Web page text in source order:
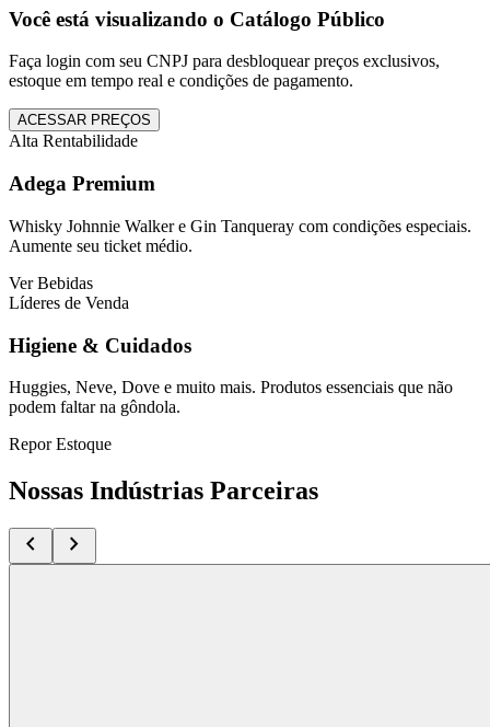
Você está visualizando o Catálogo Público
Faça login com seu CNPJ para desbloquear preços exclusivos,
estoque em tempo real e condições de pagamento.
ACESSAR PREÇOS
Alta Rentabilidade
Adega Premium
Whisky Johnnie Walker e Gin Tanqueray com condições especiais.
Aumente seu ticket médio.
Ver Bebidas
Líderes de Venda
Higiene & Cuidados
Huggies, Neve, Dove e muito mais. Produtos essenciais que não
podem faltar na gôndola.
Repor Estoque
Nossas Indústrias Parceiras
chevron_left chevron_right